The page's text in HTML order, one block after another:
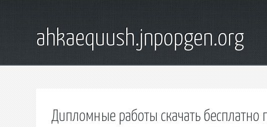
ahkaequush.jnpopgen.org
Дипломные работы скачать бесплатно